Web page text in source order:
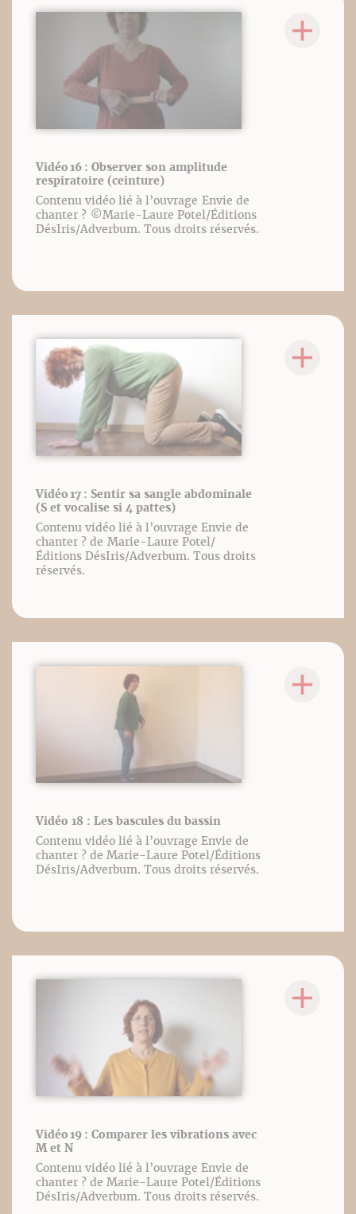
Vidéo 16 : Observer son amplitude
respiratoire (ceinture)
Contenu vidéo lié à l’ouvrage Envie de
chanter ? ©️Marie-Laure Potel/Éditions
DésIris/Adverbum. Tous droits réservés.
Vidéo 17 : Sentir sa sangle abdominale
(S et vocalise si 4 pattes)
Contenu vidéo lié à l’ouvrage Envie de
chanter ? de Marie-Laure Potel/
Éditions DésIris/Adverbum. Tous droits
réservés.
Vidéo 18 : Les bascules du bassin
Contenu vidéo lié à l’ouvrage Envie de
chanter ? de Marie-Laure Potel/Éditions
DésIris/Adverbum. Tous droits réservés.
Vidéo 19 : Comparer les vibrations avec
M et N
Contenu vidéo lié à l’ouvrage Envie de
chanter ? de Marie-Laure Potel/Éditions
DésIris/Adverbum. Tous droits réservés.